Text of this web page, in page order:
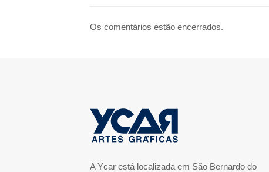
Os comentários estão encerrados.
A Ycar está localizada em São Bernardo do